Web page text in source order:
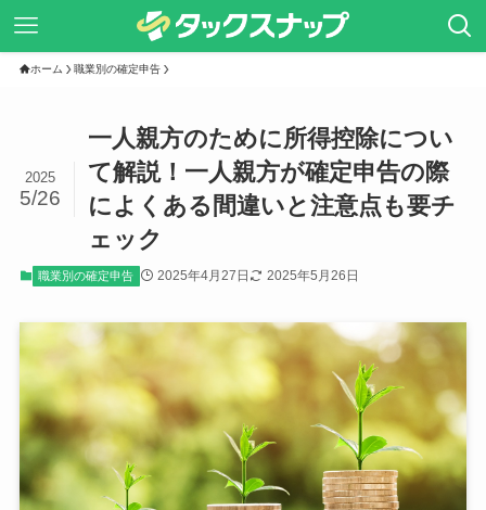
ホーム 職業別の確定申告
一人親方のために所得控除につい
て解説！一人親方が確定申告の際
によくある間違いと注意点も要チ
ェック
2025
5/26
職業別の確定申告 2025年4月27日 2025年5月26日